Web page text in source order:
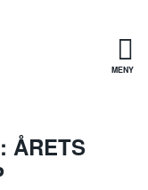
MENY
ÅRETS